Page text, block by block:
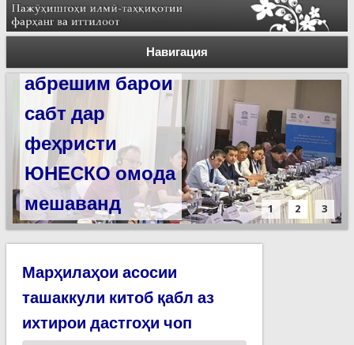
Навигация
Силсилаи
ёдгориҳои роҳи
абрешим барои
сабт дар
феҳристи
ЮНЕСКО омода
мешаванд
1 2 3
Марҳилаҳои асосии
ташаккули китоб қабл аз
ихтирои дастгоҳи чоп